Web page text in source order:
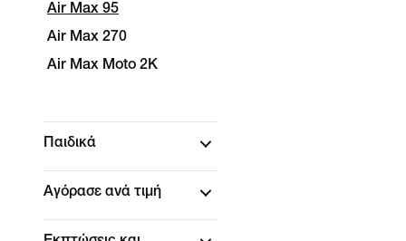
Air Max 95
Air Max 270
Air Max Moto 2K
Παιδικά
Αγόρασε ανά τιμή